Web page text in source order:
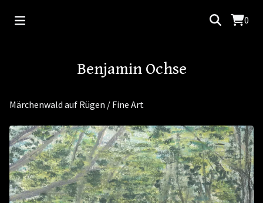
0
Benjamin Ochse
Märchenwald auf Rügen / Fine Art